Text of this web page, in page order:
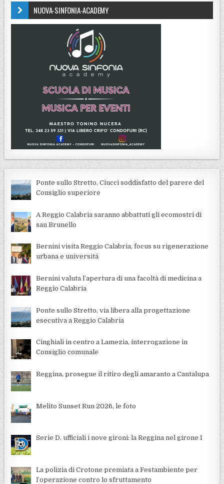
NUOVA-SINFONIA-ACADEMY
Ponte sullo Stretto, Ciucci soddisfatto del parere del
Consiglio superiore
A Reggio Calabria saranno abbattuti gli ecomostri di
san Brunello
Bernini visita Reggio Calabria, focus su rigenerazione
urbana e universitá
Bernini valuta l’apertura di una facoltà di medicina a
Reggio Calabria
Ponte sullo Stretto, via libera alla progettazione
esecutiva a Reggio Calabria
Cinghiali in centro a Lamezia, interrogazione in
Consiglio comunale
Reggina, prosegue il ritiro degli amaranto a Cantalupa
Melito Sunset Run 2026, le foto
Serie D, ufficiali i nove gironi: la Reggina nel girone I
La polizia di Crotone premiata a Festambiente per
l’operazione contro lo sfruttamento